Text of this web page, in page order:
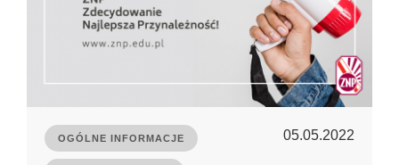
OGÓLNE INFORMACJE 05.05.2022